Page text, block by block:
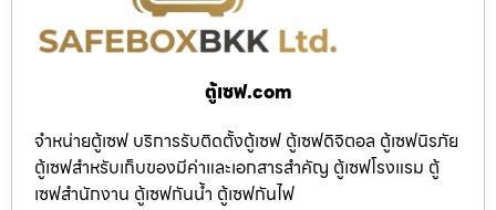
ตู้เซฟ.com
จำหน่ายตู้เซฟ บริการรับติดตั้งตู้เซฟ ตู้เซฟดิจิตอล ตู้เซฟนิรภัย
ตู้เซฟสำหรับเก็บของมีค่าและเอกสารสำคัญ ตู้เซฟโรงแรม ตู้
เซฟสำนักงาน ตู้เซฟกันน้ำ ตู้เซฟกันไฟ